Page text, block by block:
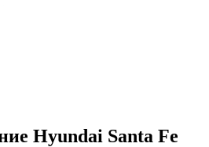
Hyundai Santa Fe